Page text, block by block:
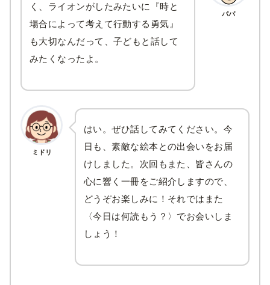
パパ
く、ライオンがしたみたいに『時と
場合によって考えて行動する勇気』
も大切なんだって、子どもと話して
みたくなったよ。
ミドリ
はい。ぜひ話してみてください。今
日も、素敵な絵本との出会いをお届
けしました。次回もまた、皆さんの
心に響く一冊をご紹介しますので、
どうぞお楽しみに！それではまた
〈今日は何読もう？〉でお会いしま
しょう！